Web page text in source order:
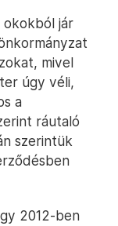
okokból jár
mivel
úgy véli,
a
ráutaló
szerintük
2012-ben